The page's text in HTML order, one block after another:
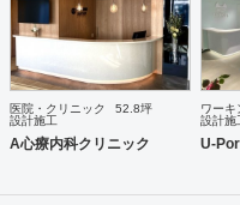
くりを事業構想か
トさせていただき
医院・クリニック
52.8坪
設計施工
A心療内科クリニック
ワーキ
設計施
U-